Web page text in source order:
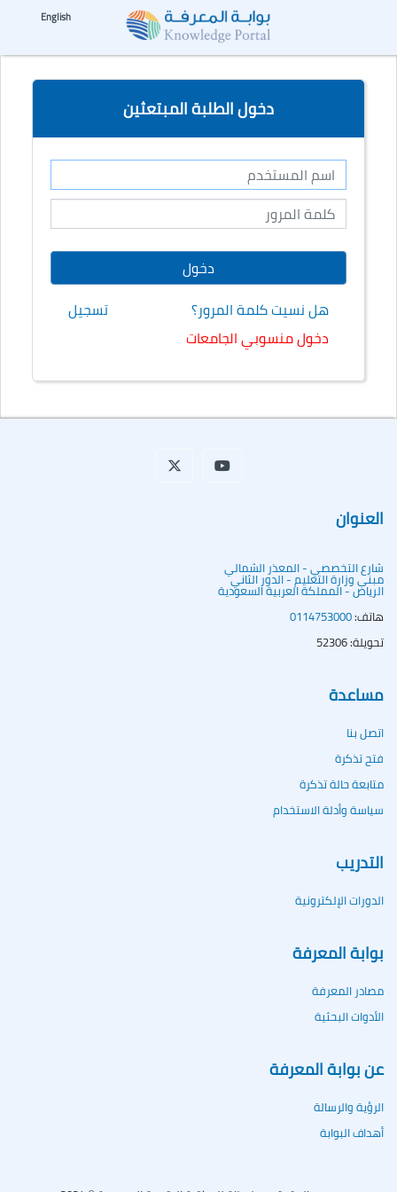
English
دخول الطلبة المبتعثين
تسجيل
هل نسيت كلمة المرور؟
دخول منسوبي الجامعات
العنوان
شارع التخصصي - المعذر الشمالي
مبنى وزارة التعليم - الدور الثاني
الرياض - المملكة العربية السعودية
هاتف:0114753000
تحويلة: 52306
مساعدة
اتصل بنا
فتح تذكرة
متابعة حالة تذكرة
سياسة وأدلة الاستخدام
التدريب
الدورات الإلكترونية
بوابة المعرفة
مصادر المعرفة
الأدوات البحثية
عن بوابة المعرفة
الرؤية والرسالة
أهداف البوابة